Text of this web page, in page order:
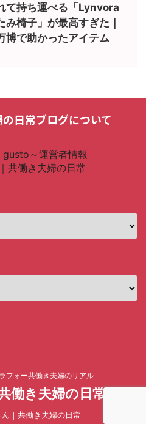
て持ち運べる「Lynvora
み椅子」が最高すぎた｜
博で助かったアイテム
日常ブログについて
～運営者情報
共働き夫婦の日常
フォー共働き夫婦のリアル
働き夫婦の日常
｜共働き夫婦の日常